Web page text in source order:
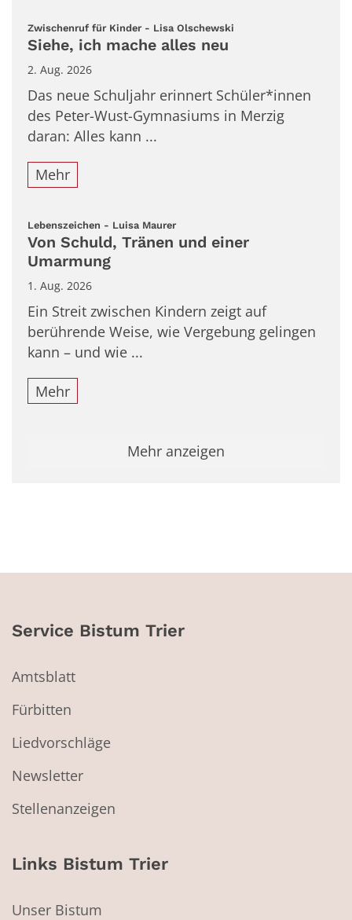
Zwischenruf für Kinder - Lisa Olschewski
Siehe, ich mache alles neu
2. Aug. 2026
Das neue Schuljahr erinnert Schüler*innen
des Peter-Wust-Gymnasiums in Merzig
daran: Alles kann ...
Mehr
Lebenszeichen - Luisa Maurer:
Von Schuld, Tränen und einer
Umarmung
1. Aug. 2026
Ein Streit zwischen Kindern zeigt auf
berührende Weise, wie Vergebung gelingen
kann – und wie ...
Mehr
Mehr anzeigen
Service Bistum Trier
Amtsblatt
Fürbitten
Liedvorschläge
Newsletter
Stellenanzeigen
Links Bistum Trier
Unser Bistum